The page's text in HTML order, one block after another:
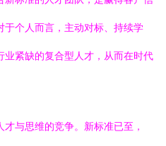
个人而言，主动对标、持续学
业紧缺的复合型人才，从而在时代
与思维的竞争。新标准已至，